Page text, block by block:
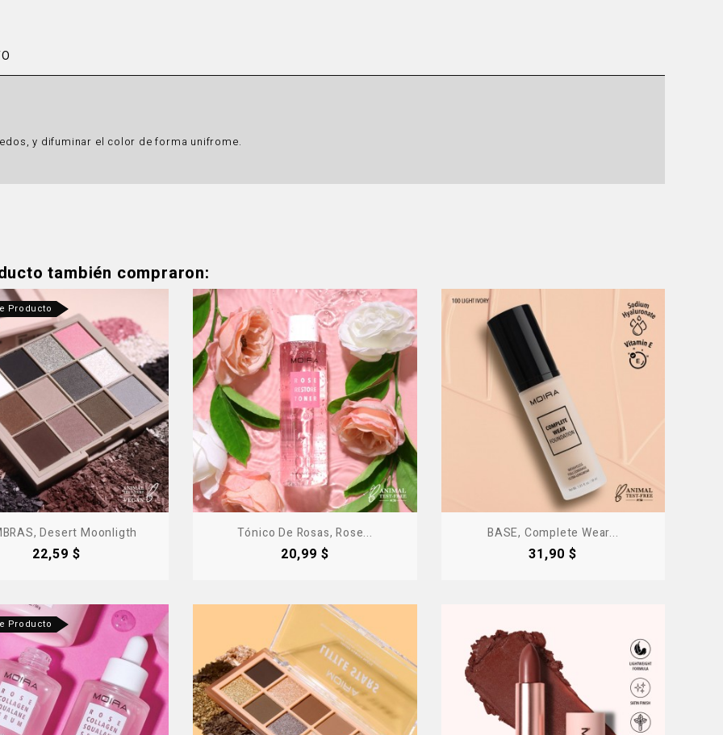
y difuminar el color de forma unifrome.
también compraron:
Producto
Desert Moonligth
Precio
22,59 $
Tónico De Rosas, Rose...
Precio
20,99 $
BASE, Complete Wear...
Precio
31,90 $
Producto